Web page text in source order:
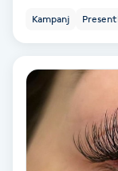
Spa-pedikyr
Spraytan
Kampanj